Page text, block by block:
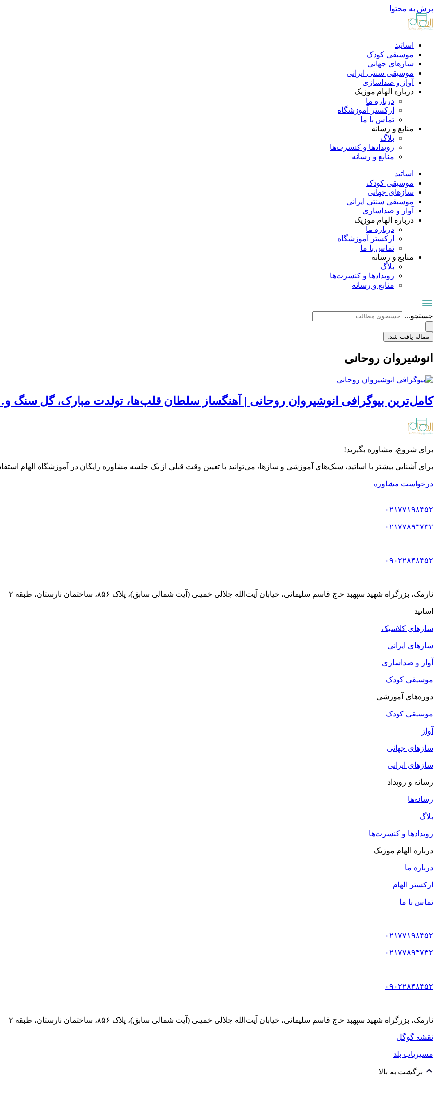
پرش به محتوا
اساتید
موسیقی کودک
سازهای جهانی
موسیقی سنتی ایرانی
آواز و صداسازی
درباره الهام موزیک
درباره ما
ارکستر آموزشگاه
تماس با ما
منابع و رسانه
بلاگ
رویدادها و کنسرت‌ها
منابع و رسانه
اساتید
موسیقی کودک
سازهای جهانی
موسیقی سنتی ایرانی
آواز و صداسازی
درباره الهام موزیک
درباره ما
ارکستر آموزشگاه
تماس با ما
منابع و رسانه
بلاگ
رویدادها و کنسرت‌ها
منابع و رسانه
جستجو...
مقاله یافت شد.
انوشیروان روحانی
کامل‌ترین بیوگرافی انوشیروان روحانی | آهنگساز سلطان قلب‌ها، تولدت مبارک، گل سنگ
برای شروع، مشاوره بگیرید!
برای آشنایی بیشتر با اساتید، سبک‌های آموزشی و سازها، می‌توانید با تعیین وقت قبلی از یک جلسه مشاوره رایگان در آموزشگاه الهام
درخواست مشاوره
۰۲۱۷۷۱۹۸۴۵۲
۰۲۱۷۷۸۹۳۷۳۲
۰۹۰۲۲۸۴۸۴۵۲
نارمک، بزرگراه شهید سپهبد حاج قاسم سلیمانی، خیابان آیت‌الله جلالی خمینی (آیت شمالی سابق)، پلاک ۸۵۶، ساختمان نارستان، طبقه ۲
اساتید
سازهای کلاسیک
سازهای ایرانی
آواز و صداسازی
موسیقی کودک
دوره‌های آموزشی
موسیقی کودک
آواز
سازهای جهانی
سازهای ایرانی
رسانه و رویداد
رسانه‌ها
بلاگ
رویدادها و کنسرت‌ها
درباره الهام موزیک
درباره ما
ارکستر الهام
تماس با ما
۰۲۱۷۷۱۹۸۴۵۲
۰۲۱۷۷۸۹۳۷۳۲
۰۹۰۲۲۸۴۸۴۵۲
نارمک، بزرگراه شهید سپهبد حاج قاسم سلیمانی، خیابان آیت‌الله جلالی خمینی (آیت شمالی سابق)، پلاک ۸۵۶، ساختمان نارستان، طبقه ۲
نقشه گوگل
مسیریاب بلد
برگشت به بالا